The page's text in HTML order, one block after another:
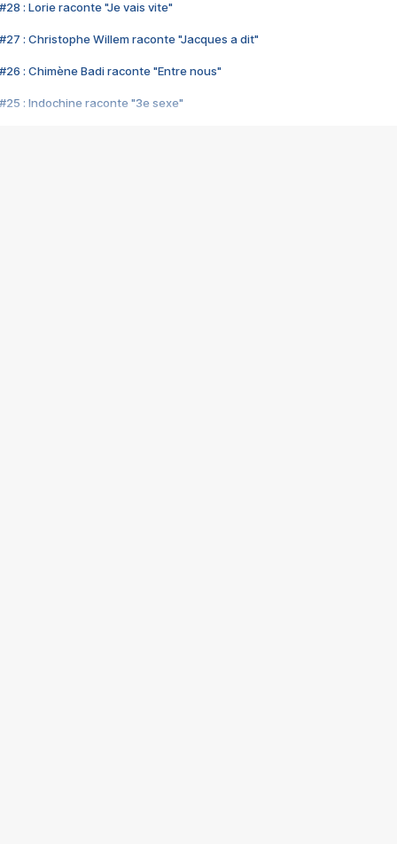
#28 : Lorie raconte "Je vais vite"
#27 : Christophe Willem raconte "Jacques a dit"
#26 : Chimène Badi raconte "Entre nous"
#25 : Indochine raconte "3e sexe"